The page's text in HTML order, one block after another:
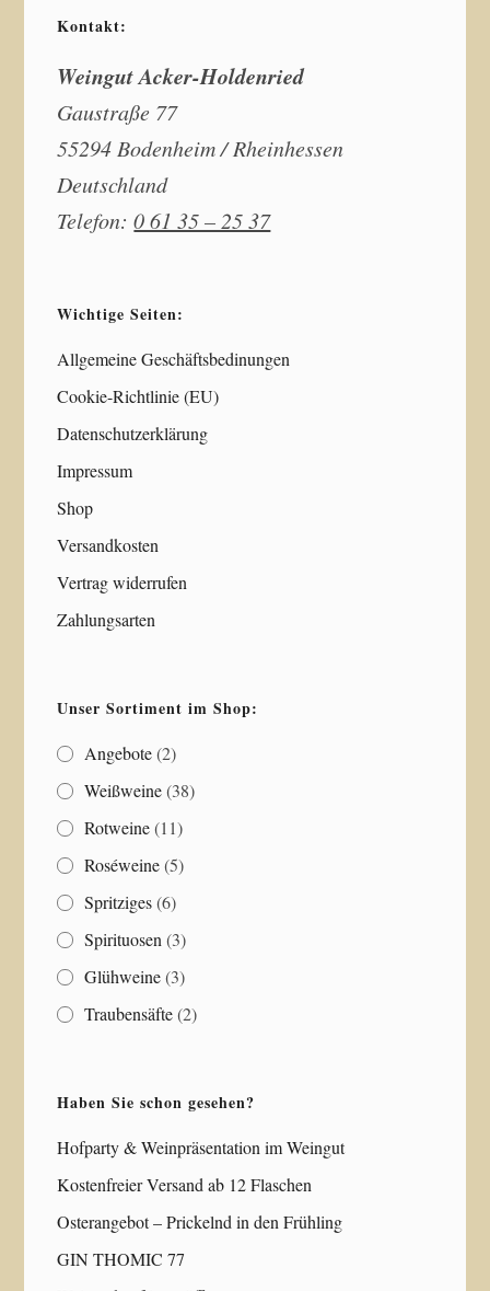
Kontakt:
Weingut Acker-Holdenried
Gaustraße 77
55294 Bodenheim / Rheinhessen
Deutschland
Telefon:0 61 35 – 25 37
Wichtige Seiten:
Allgemeine Geschäftsbedinungen
Cookie-Richtlinie (EU)
Datenschutzerklärung
Impressum
Shop
Versandkosten
Vertrag widerrufen
Zahlungsarten
Unser Sortiment im Shop:
Angebote (2)
Weißweine (38)
Rotweine (11)
Roséweine (5)
Spritziges (6)
Spirituosen (3)
Glühweine (3)
Traubensäfte (2)
Haben Sie schon gesehen?
Hofparty & Weinpräsentation im Weingut
Kostenfreier Versand ab 12 Flaschen
Osterangebot – Prickelnd in den Frühling
GIN THOMIC 77